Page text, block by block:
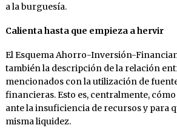
a la burguesía.
Calienta hasta que empieza a hervir
El Esquema Ahorro-Inversión-
también la descripción de la relación
mencionados con la utilización de
financieras. Esto es, centralmente,
ante la insuficiencia de recursos y para
misma liquidez.